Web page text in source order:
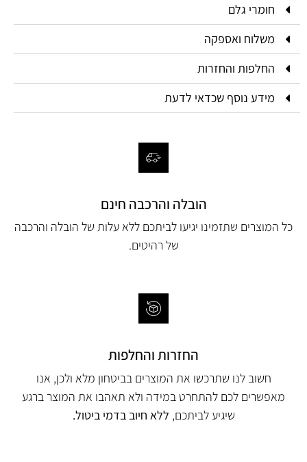
חומרי גלם
משלוח ואספקה
החלפות והחזרות
מידע נוסף שכדאי לדעת
הובלה והרכבה חינם
כל המוצרים שתזמינו יגיעו לביתכם ללא עלות של הובלה והרכבה
של רהיטים.
החזרות והחלפות
חשוב לנו שתרכשו את המוצרים בביטחון מלא ולכן, אנו
מאפשרים לכם להתחרט במידה ולא תאהבו את המוצר ברגע
שיגיע לביתכם, ללא חיוב בדמי ביטול.